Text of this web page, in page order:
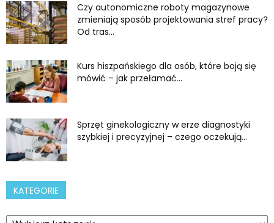
Czy autonomiczne roboty magazynowe
zmieniają sposób projektowania stref pracy?
Od tras...
Kurs hiszpańskiego dla osób, które boją się
mówić – jak przełamać...
Sprzęt ginekologiczny w erze diagnostyki
szybkiej i precyzyjnej – czego oczekują...
KATEGORIE
Kategorie